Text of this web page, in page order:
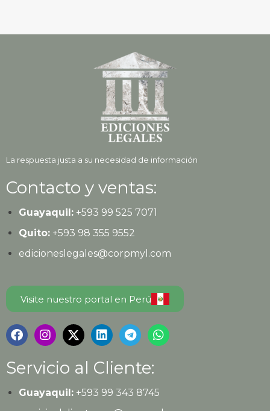
La respuesta justa a su necesidad de información
Contacto y ventas:
Guayaquil:+593 99 525 7071
Quito:+593 98 355 9552
edicioneslegales@corpmyl.com
Visite nuestro portal en Perú
Servicio al Cliente:
Guayaquil:+593 99 343 8745